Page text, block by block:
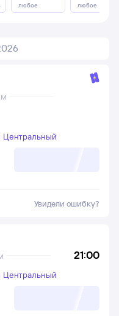
любое любое
Центральный
Увидели ошибку?
21:00
Центральный